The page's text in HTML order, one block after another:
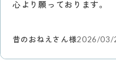
心より願っております。
昔のおねえさん様2026/03/